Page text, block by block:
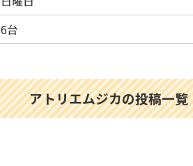
6台
アトリエムジカの投稿一覧